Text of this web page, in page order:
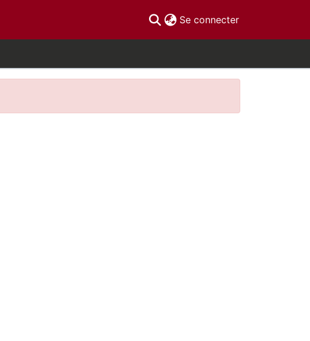
Se connecter(current)